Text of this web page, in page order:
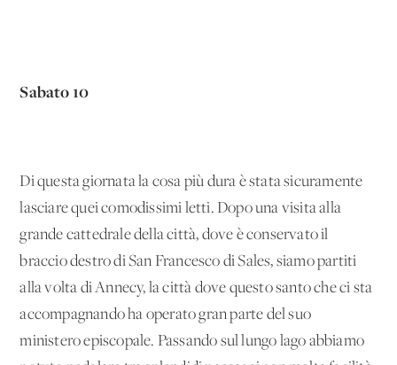
Sabato 10
Di questa giornata la cosa più dura è stata sicuramente
lasciare quei comodissimi letti. Dopo una visita alla
grande cattedrale della città, dove è conservato il
braccio destro di San Francesco di Sales, siamo partiti
alla volta di Annecy, la città dove questo santo che ci sta
accompagnando ha operato gran parte del suo
ministero episcopale. Passando sul lungo lago abbiamo